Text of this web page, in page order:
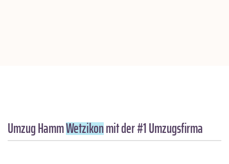
Umzug HammWetzikonmit der #1 Umzugsfirma